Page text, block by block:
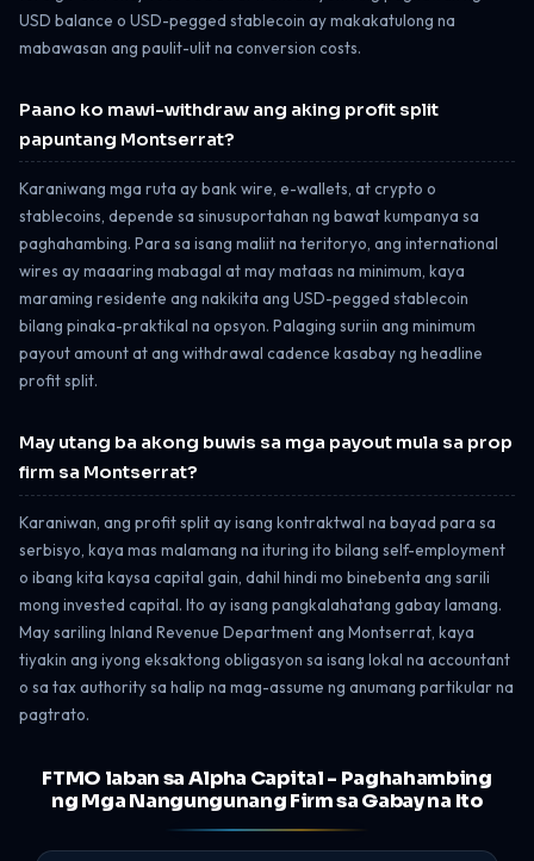
USD balance o USD-pegged stablecoin ay makakatulong na
mabawasan ang paulit-ulit na conversion costs.
Paano ko mawi-withdraw ang aking profit split
papuntang Montserrat?
Karaniwang mga ruta ay bank wire, e-wallets, at crypto o
stablecoins, depende sa sinusuportahan ng bawat kumpanya sa
paghahambing. Para sa isang maliit na teritoryo, ang international
wires ay maaaring mabagal at may mataas na minimum, kaya
maraming residente ang nakikita ang USD-pegged stablecoin
bilang pinaka-praktikal na opsyon. Palaging suriin ang minimum
payout amount at ang withdrawal cadence kasabay ng headline
profit split.
May utang ba akong buwis sa mga payout mula sa prop
firm sa Montserrat?
Karaniwan, ang profit split ay isang kontraktwal na bayad para sa
serbisyo, kaya mas malamang na ituring ito bilang self-employment
o ibang kita kaysa capital gain, dahil hindi mo binebenta ang sarili
mong invested capital. Ito ay isang pangkalahatang gabay lamang.
May sariling Inland Revenue Department ang Montserrat, kaya
tiyakin ang iyong eksaktong obligasyon sa isang lokal na accountant
o sa tax authority sa halip na mag-assume ng anumang partikular na
pagtrato.
FTMO laban sa Alpha Capital - Paghahambing
ng Mga Nangungunang Firm sa Gabay na Ito